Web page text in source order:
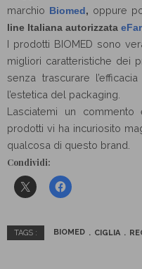
marchio Biomed, oppure
line Italiana autorizzata
I prodotti BIOMED sono
migliori caratteristiche dei
senza trascurare
l’estetica del packaging.
Lasciatemi un
prodotti vi ha incuriosito
qualcosa di questo brand.
Condividi:
TAGS : BIOMED CIGLIA